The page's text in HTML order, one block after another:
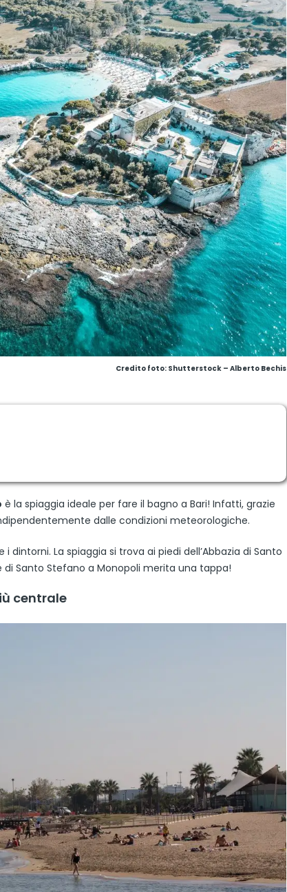
Credito foto: Shutterstock – Alberto Bechis
è la spiaggia ideale per fare il bagno a Bari! Infatti, grazie
dalle condizioni meteorologiche.
La spiaggia si trova ai piedi dell’Abbazia di Santo
Santo Stefano a Monopoli merita una tappa!
centrale